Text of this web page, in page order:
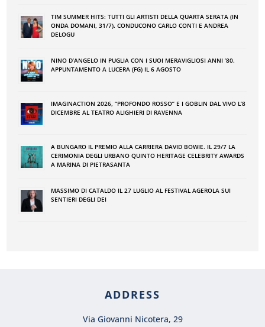
TIM SUMMER HITS: TUTTI GLI ARTISTI DELLA QUARTA SERATA (IN
ONDA DOMANI, 31/7). CONDUCONO CARLO CONTI E ANDREA
DELOGU
NINO DʼANGELO IN PUGLIA CON I SUOI MERAVIGLIOSI ANNI ʼ80.
APPUNTAMENTO A LUCERA (FG) IL 6 AGOSTO
IMAGINACTION 2026, “PROFONDO ROSSO” E I GOBLIN DAL VIVO L’8
DICEMBRE AL TEATRO ALIGHIERI DI RAVENNA
A BUNGARO IL PREMIO ALLA CARRIERA DAVID BOWIE. IL 29/7 LA
CERIMONIA DEGLI URBANO QUINTO HERITAGE CELEBRITY AWARDS
A MARINA DI PIETRASANTA
MASSIMO DI CATALDO IL 27 LUGLIO AL FESTIVAL AGEROLA SUI
SENTIERI DEGLI DEI
ADDRESS
Via Giovanni Nicotera, 29